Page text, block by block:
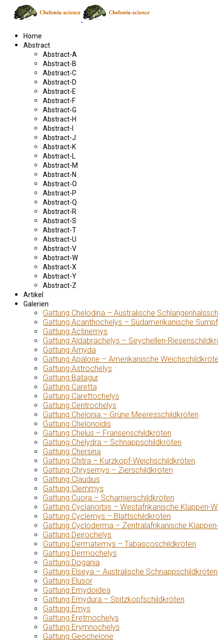
Home
Abstract
Abstract-A
Abstract-B
Abstract-C
Abstract-D
Abstract-E
Abstract-F
Abstract-G
Abstract-H
Abstract-I
Abstract-J
Abstract-K
Abstract-L
Abstract-M
Abstract-N
Abstract-O
Abstract-P
Abstract-Q
Abstract-R
Abstract-S
Abstract-T
Abstract-U
Abstract-V
Abstract-W
Abstract-X
Abstract-Y
Abstract-Z
Artikel
Galerien
Gattung Chelodina – Australische
Gattung Acanthochelys – Südamerikanische
Gattung Actinemys
Gattung Aldabrachelys – Seychellen-
Gattung Amyda
Gattung Apalone – Amerikanische
Gattung Astrochelys
Gattung Batagur
Gattung Caretta
Gattung Carettochelys
Gattung Centrochelys
Gattung Chelonia – Grüne Meeresschildkröten
Gattung Chelonoidis
Gattung Chelus – Fransenschildkröten
Gattung Chelydra – Schnappschildkröten
Gattung Chersina
Gattung Chitra – Kurzkopf-Weichschildkröten
Gattung Chrysemys – Zierschildkröten
Gattung Claudius
Gattung Clemmys
Gattung Cuora – Scharnierschildkröten
Gattung Cyclanorbis – Westafrikanische Klappen-
Gattung Cyclemys – Blattschildkröten
Gattung Cycloderma – Zentralafrikanische
Gattung Deirochelys
Gattung Dermatemys – Tabascoschildkröten
Gattung Dermochelys
Gattung Dogania
Gattung Elseya – Australische Schnappschildkröten
Gattung Elusor
Gattung Emydoidea
Gattung Emydura – Spitzkopfschildkröten
Gattung Emys
Gattung Eretmochelys
Gattung Erymnochelys
Gattung Geochelone